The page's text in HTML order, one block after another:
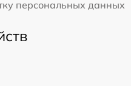
персональных данных